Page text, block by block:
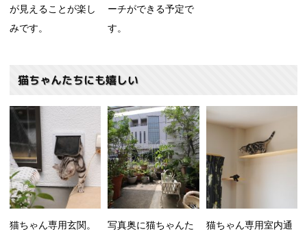
が見えることが楽し
みです。
ーチができる予定で
す。
猫ちゃんたちにも嬉しい
猫ちゃん専用玄関。
写真奥に猫ちゃんた
猫ちゃん専用室内通